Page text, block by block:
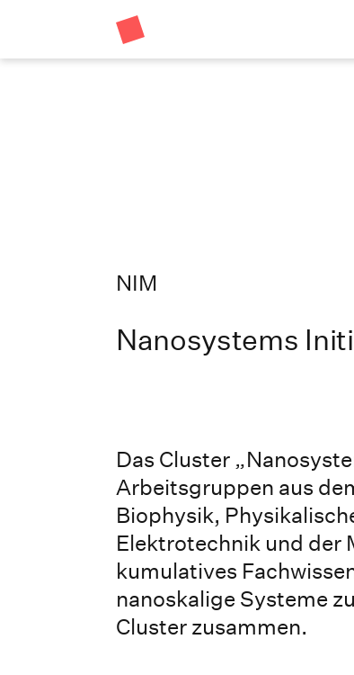
NIM
Nanosystems
Das Cluster
Arbeitsgruppen aus
Biophysik,
Elektrotechnik und der
kumulatives
nanoskalige Systeme
Cluster zusammen.